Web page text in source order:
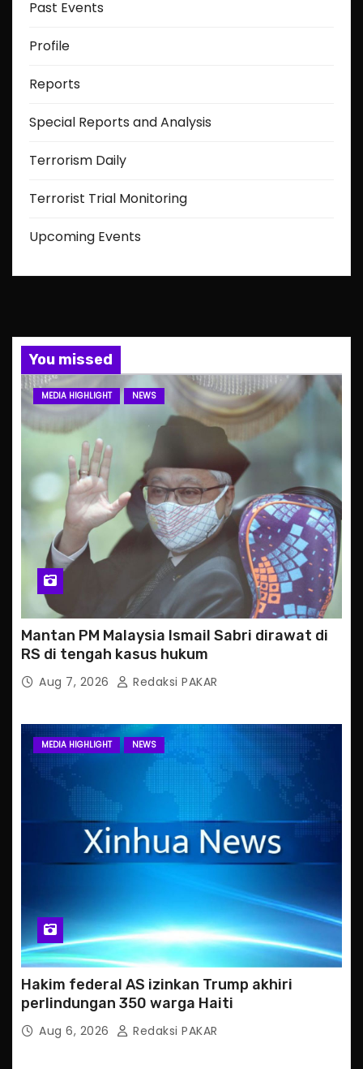
Past Events
Profile
Reports
Special Reports and Analysis
Terrorism Daily
Terrorist Trial Monitoring
Upcoming Events
You missed
MEDIA HIGHLIGHT NEWS
Mantan PM Malaysia Ismail Sabri dirawat di
RS di tengah kasus hukum
Aug 7, 2026 Redaksi PAKAR
MEDIA HIGHLIGHT NEWS
Hakim federal AS izinkan Trump akhiri
perlindungan 350 warga Haiti
Aug 6, 2026 Redaksi PAKAR